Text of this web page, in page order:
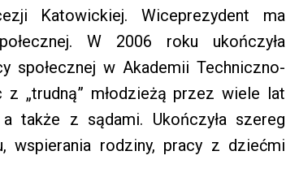
Katowickiej. Wiceprezydent ma
W 2006 roku ukończyła
społecznej w Akademii Techniczno-
z „trudną” młodzieżą przez wiele lat
także z sądami. Ukończyła szereg
rodziny, pracy z dziećmi